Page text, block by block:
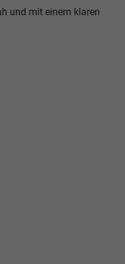
und mit einem klaren